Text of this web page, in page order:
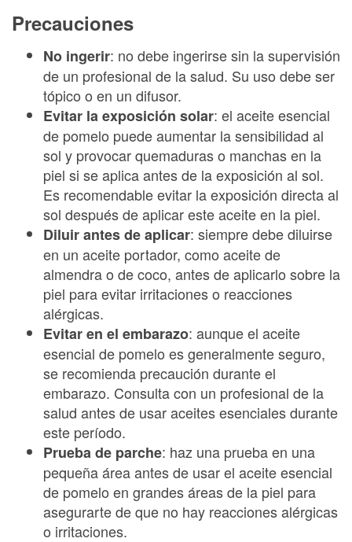
Precauciones
No ingerir: no debe ingerirse sin la supervisión
de un profesional de la salud. Su uso debe ser
tópico o en un difusor.
Evitar la exposición solar: el aceite esencial
de pomelo puede aumentar la sensibilidad al
sol y provocar quemaduras o manchas en la
piel si se aplica antes de la exposición al sol.
Es recomendable evitar la exposición directa al
sol después de aplicar este aceite en la piel.
Diluir antes de aplicar: siempre debe diluirse
en un aceite portador, como aceite de
almendra o de coco, antes de aplicarlo sobre la
piel para evitar irritaciones o reacciones
alérgicas.
Evitar en el embarazo: aunque el aceite
esencial de pomelo es generalmente seguro,
se recomienda precaución durante el
embarazo. Consulta con un profesional de la
salud antes de usar aceites esenciales durante
este período.
Prueba de parche: haz una prueba en una
pequeña área antes de usar el aceite esencial
de pomelo en grandes áreas de la piel para
asegurarte de que no hay reacciones alérgicas
o irritaciones.